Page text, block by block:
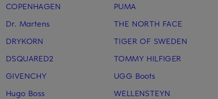
COPENHAGEN
Dr. Martens
DRYKORN
DSQUARED2
GIVENCHY
Hugo Boss
PUMA
THE NORTH FACE
TIGER OF SWEDEN
TOMMY HILFIGER
UGG Boots
WELLENSTEYN